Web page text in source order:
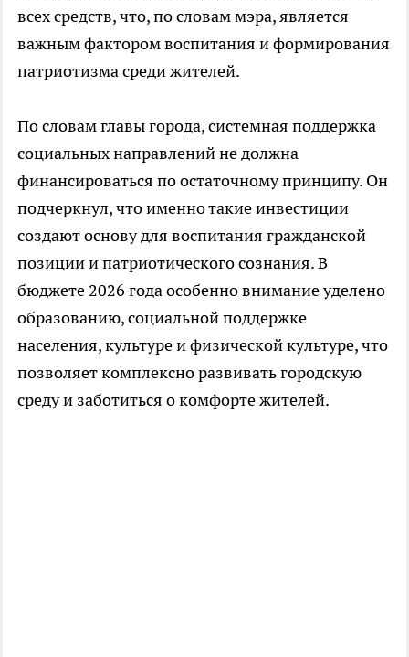
всех средств, что, по словам мэра, является
важным фактором воспитания и формирования
патриотизма среди жителей.
По словам главы города, системная поддержка
социальных направлений не должна
финансироваться по остаточному принципу. Он
подчеркнул, что именно такие инвестиции
создают основу для воспитания гражданской
позиции и патриотического сознания. В
бюджете 2026 года особенно внимание уделено
образованию, социальной поддержке
населения, культуре и физической культуре, что
позволяет комплексно развивать городскую
среду и заботиться о комфорте жителей.